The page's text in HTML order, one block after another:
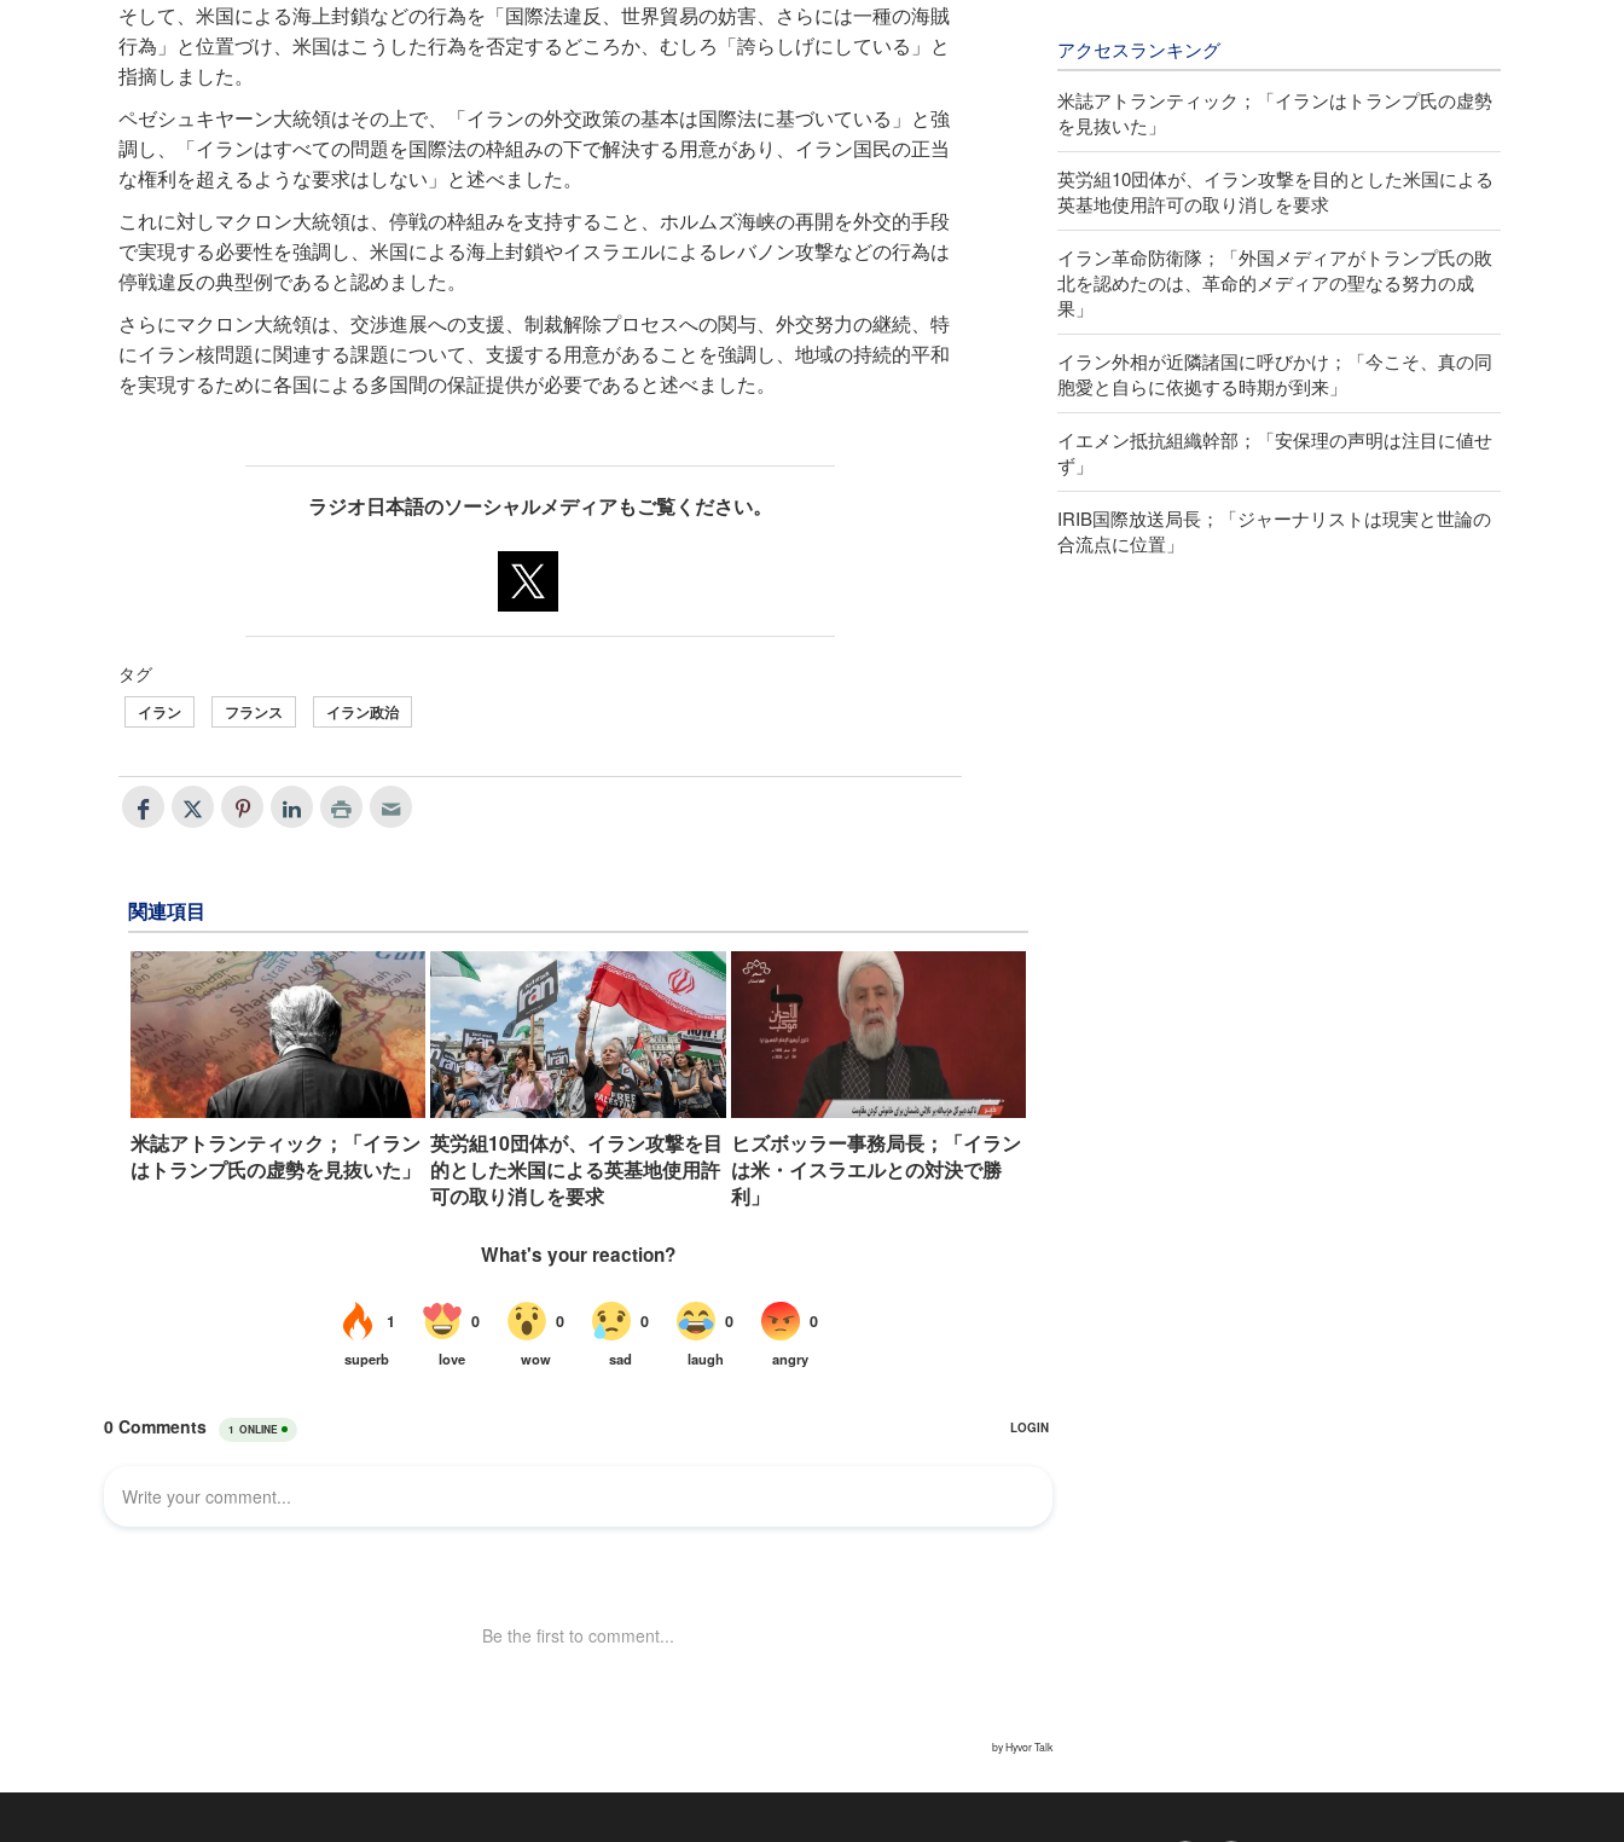
そして、米国による海上封鎖などの行為を「国際法違反、世界貿易の妨害、さらには一種の海賊
行為」と位置づけ、米国はこうした行為を否定するどころか、むしろ「誇らしげにしている」と
指摘しました。
ペゼシュキヤーン大統領はその上で、「イランの外交政策の基本は国際法に基づいている」と強
調し、「イランはすべての問題を国際法の枠組みの下で解決する用意があり、イラン国民の正当
な権利を超えるような要求はしない」と述べました。
これに対しマクロン大統領は、停戦の枠組みを支持すること、ホルムズ海峡の再開を外交的手段
で実現する必要性を強調し、米国による海上封鎖やイスラエルによるレバノン攻撃などの行為は
停戦違反の典型例であると認めました。
さらにマクロン大統領は、交渉進展への支援、制裁解除プロセスへの関与、外交努力の継続、特
にイラン核問題に関連する課題について、支援する用意があることを強調し、地域の持続的平和
を実現するために各国による多国間の保証提供が必要であると述べました。
ラジオ日本語のソーシャルメディアもご覧ください。
タグ
イラン フランス イラン政治
関連項目
米誌アトランティック；「イラン
はトランプ氏の虚勢を見抜いた」
英労組10団体が、イラン攻撃を目
的とした米国による英基地使用許
可の取り消しを要求
ヒズボッラー事務局長；「イラン
は米・イスラエルとの対決で勝
利」
アクセスランキング
米誌アトランティック；「イランはトランプ氏の虚勢
を見抜いた」
英労組10団体が、イラン攻撃を目的とした米国による
英基地使用許可の取り消しを要求
イラン革命防衛隊；「外国メディアがトランプ氏の敗
北を認めたのは、革命的メディアの聖なる努力の成
果」
イラン外相が近隣諸国に呼びかけ；「今こそ、真の同
胞愛と自らに依拠する時期が到来」
イエメン抵抗組織幹部；「安保理の声明は注目に値せ
ず」
IRIB国際放送局長；「ジャーナリストは現実と世論の
合流点に位置」